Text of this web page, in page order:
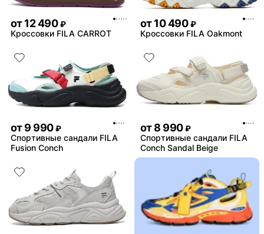
от12 490 ₽
Кроссовки FILA CARROT
от10 490 ₽
Кроссовки FILA Oakmont
от9 990 ₽
Спортивные сандали FILA
Fusion Conch
от8 990 ₽
Спортивные сандали FILA
Conch Sandal Beige